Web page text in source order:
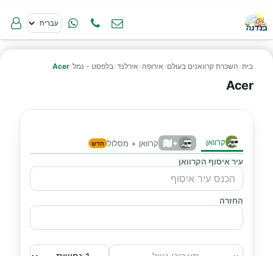
בית› השכרת קרוואנים בעולם › אירופה › אירלנד›בלפסט - נמל›
Acer
Acer
קרוואן + קרוואן + מסלול חדש
עיר איסוף הקרוואן
החזרה